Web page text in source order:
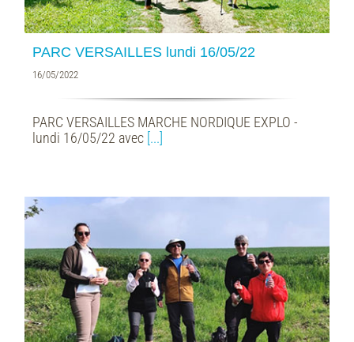
PARC VERSAILLES lundi 16/05/22
16/05/2022
PARC VERSAILLES MARCHE NORDIQUE EXPLO -
lundi 16/05/22 avec [...]